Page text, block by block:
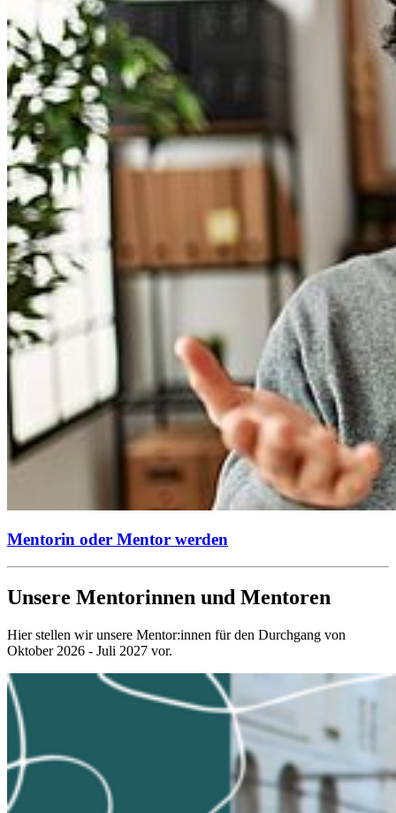
Mentorin oder Mentor werden
Unsere Mentorinnen und Mentoren
Hier stellen wir unsere Mentor:innen für den Durchgang von
Oktober 2026 - Juli 2027 vor.